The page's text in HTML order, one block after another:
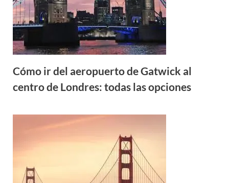
Cómo ir del aeropuerto de Gatwick al
centro de Londres: todas las opciones